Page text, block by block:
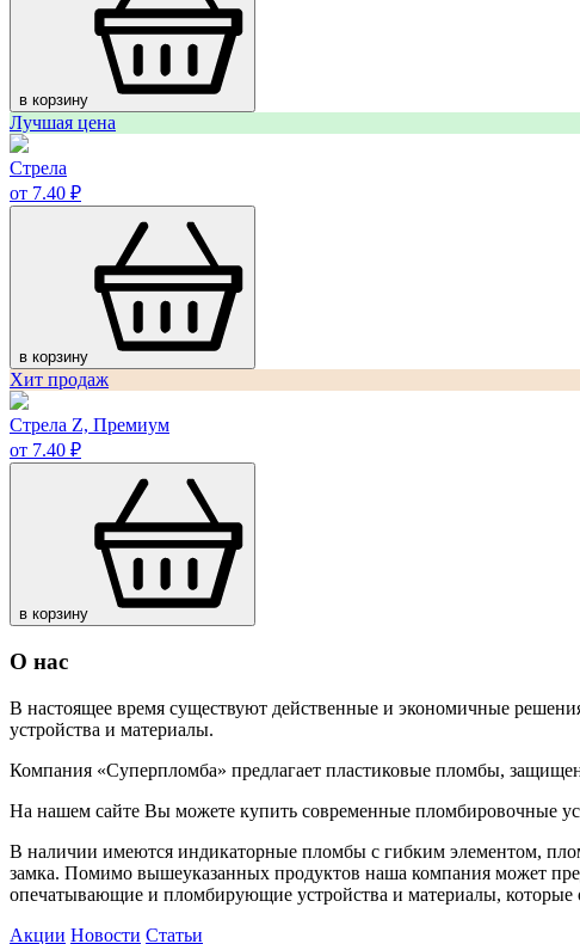
в корзину
Лучшая цена
Стрела
от 7.40 ₽
в корзину
Хит продаж
Стрела Z, Премиум
от 7.40 ₽
в корзину
О нас
В настоящее время существуют действенные и экономичные
устройства и материалы.
Компания «Суперпломба» предлагает пластиковые пломбы,
На нашем сайте Вы можете купить современные пломбировочные
В наличии имеются индикаторные пломбы с гибким элементом,
замка. Помимо вышеуказанных продуктов наша компания может
опечатывающие и пломбирующие устройства и материалы, которые
Акции Новости Статьи